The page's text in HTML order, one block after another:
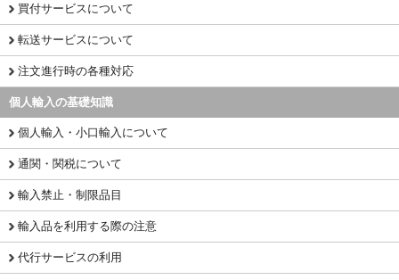
買付サービスについて
転送サービスについて
注文進行時の各種対応
個人輸入の基礎知識
個人輸入・小口輸入について
通関・関税について
輸入禁止・制限品目
輸入品を利用する際の注意
代行サービスの利用